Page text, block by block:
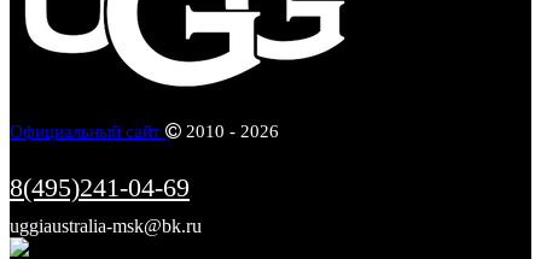
Официальный сайт 2010 - 2026
8(495)241-04-69
uggiaustralia-msk@bk.ru